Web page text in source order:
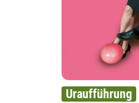
Uraufführung